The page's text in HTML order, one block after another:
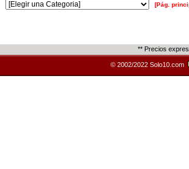
[Pág.
** Precios
© 2002/2022 Solo10.com